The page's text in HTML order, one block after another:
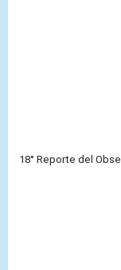
18° Reporte del